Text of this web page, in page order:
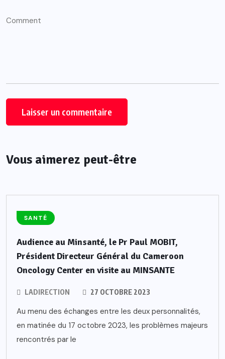
Vous aimerez peut-être
SANTÉ
Audience au Minsanté, le Pr Paul MOBIT,
Président Directeur Général du Cameroon
Oncology Center en visite au MINSANTE
LADIRECTION 27 OCTOBRE 2023
Au menu des échanges entre les deux personnalités,
en matinée du 17 octobre 2023, les problèmes majeurs
rencontrés par le